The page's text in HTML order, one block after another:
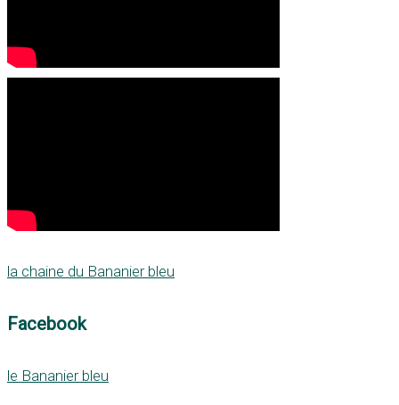
la chaine du Bananier bleu
Facebook
le Bananier bleu